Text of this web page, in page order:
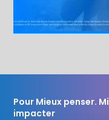
Pour Mieux penser.
impacter